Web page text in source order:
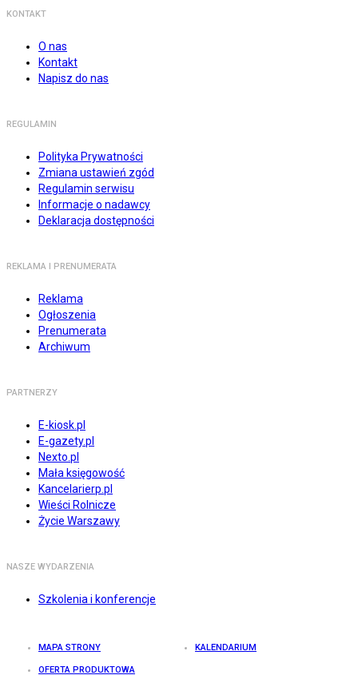
KONTAKT
O nas
Kontakt
Napisz do nas
REGULAMIN
Polityka Prywatności
Zmiana ustawień zgód
Regulamin serwisu
Informacje o nadawcy
Deklaracja dostępności
REKLAMA I PRENUMERATA
Reklama
Ogłoszenia
Prenumerata
Archiwum
PARTNERZY
E-kiosk.pl
E-gazety.pl
Nexto.pl
Mała księgowość
Kancelarierp.pl
Wieści Rolnicze
Życie Warszawy
NASZE WYDARZENIA
Szkolenia i konferencje
MAPA STRONY KALENDARIUM
OFERTA PRODUKTOWA